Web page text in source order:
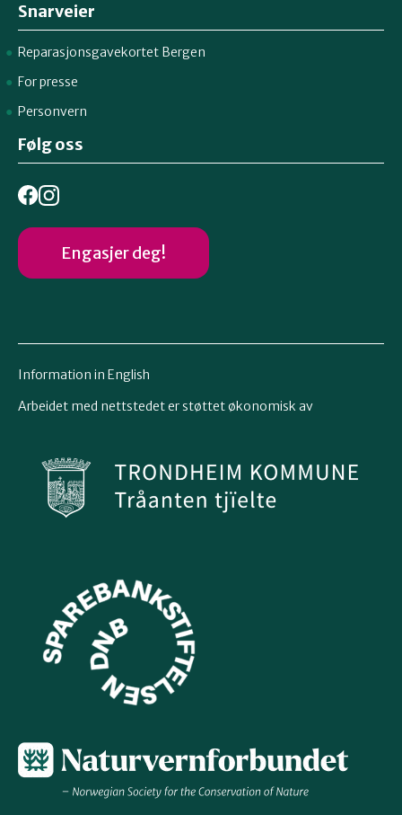
Snarveier
Reparasjonsgavekortet Bergen
For presse
Personvern
Følg oss
Engasjer deg!
Information in English
Arbeidet med nettstedet er støttet økonomisk av